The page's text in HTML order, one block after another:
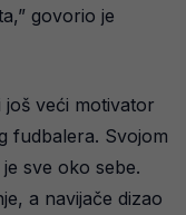
govorio je
još veći motivator
fudbalera. Svojom
sve oko sebe.
a navijače dizao